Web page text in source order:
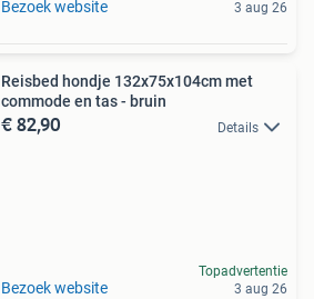
Bezoek website
3 aug 26
Reisbed hondje 132x75x104cm met
commode en tas - bruin
€ 82,90 Details
Bezoek website
Topadvertentie
3 aug 26